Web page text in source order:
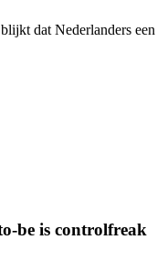
dat Nederlanders
be is controlfreak